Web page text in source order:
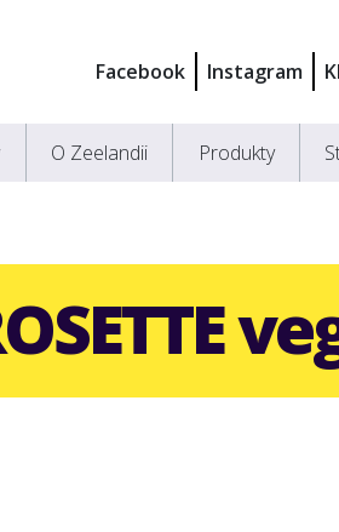
Facebook Instagram
O Zeelandii Produkty